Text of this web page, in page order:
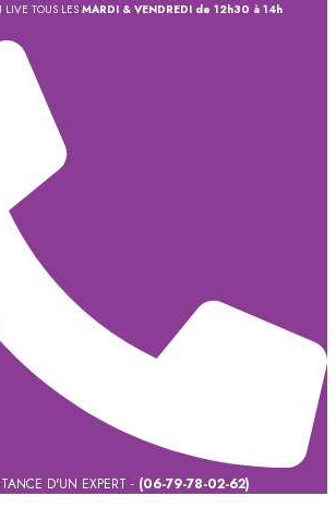
LIVE TOUS LES MARDI & VENDREDI de 12h30 à 14h
D'UN EXPERT - (06-79-78-02-62)